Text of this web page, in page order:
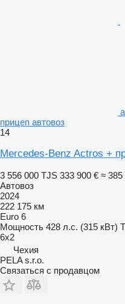
прицеп автовоз
14
Mercedes-Benz Actros +
3 556 000 TJS 333 900 € ≈ 385
Автовоз
2024
222 175 км
Euro 6
Мощность 428 л.с. (315 кВт)
6x2
Чехия
PELA s.r.o.
Связаться с продавцом